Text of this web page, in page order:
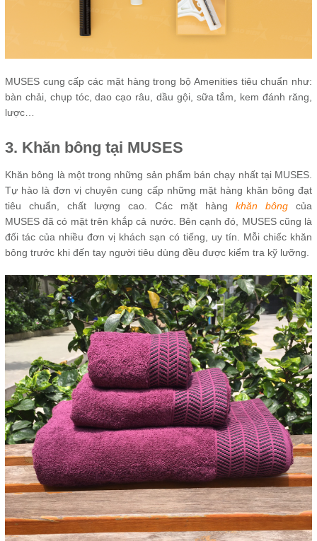
MUSES cung cấp các mặt hàng trong bộ Amenities tiêu chuẩn như:
bàn chải, chụp tóc, dao cạo râu, dầu gội, sữa tắm, kem đánh răng,
lược…
3. Khăn bông tại MUSES
Khăn bông là một trong những sản phẩm bán chạy nhất tại MUSES.
Tự hào là đơn vị chuyên cung cấp những mặt hàng khăn bông đạt
tiêu chuẩn, chất lượng cao. Các mặt hàng khăn bông của
MUSES đã có mặt trên khắp cả nước. Bên cạnh đó, MUSES cũng là
đối tác của nhiều đơn vị khách sạn có tiếng, uy tín. Mỗi chiếc khăn
bông trước khi đến tay người tiêu dùng đều được kiểm tra kỹ lưỡng.